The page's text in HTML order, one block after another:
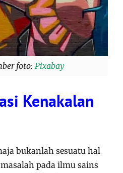
foto: Pixabay
Kenakalan
bukanlah sesuatu hal
pada ilmu sains